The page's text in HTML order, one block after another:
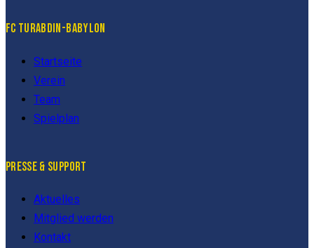
FC TURABDIN-BABYLON
Startseite
Verein
Team
Spielplan
PRESSE & SUPPORT
Aktuelles
Mitglied werden
Kontakt